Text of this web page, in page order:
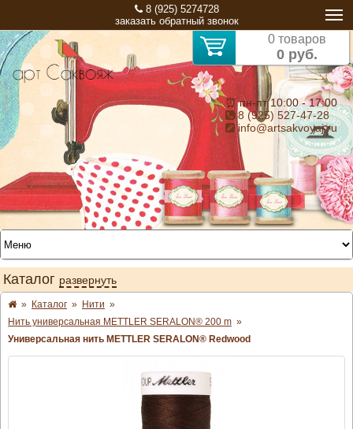
8 (925) 5274728
заказать обратный звонок
0 товаров
0 руб.
⏰ пн-пт 10:00 - 17:00
8 (925) 527-47-28
info@artsakvoyaj.ru
Каталог развернуть
» Каталог » Нити »
Нить универсальная METTLER SERALON® 200 m »
Универсальная нить METTLER SERALON® Redwood